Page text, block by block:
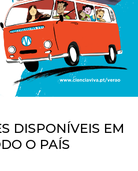
DISPONÍVEIS EM
O PAÍS